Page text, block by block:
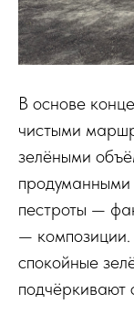
В основе
чистыми
зелёными
пестроты —
—
спокойные
подчёркивают